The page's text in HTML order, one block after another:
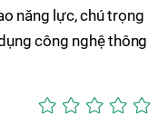
năng lực, chú trọng
công nghệ thông